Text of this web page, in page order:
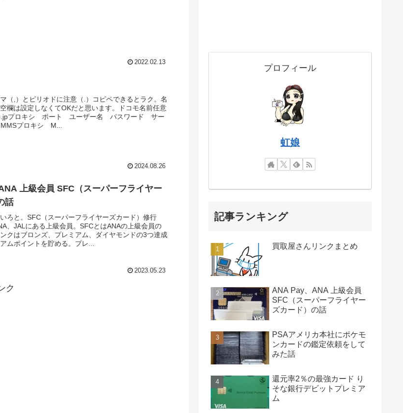
2022.02.13
（,）とピリオドに注意（.）コピペできるとラク。名
欄は設定しなくてOKだと思います。ドコモ名前任意
プロキシ ポート ユーザー名 パスワード サー
プロキシ M...
2024.08.26
上級会員 SFC（スーパーフライヤー
話
ろと。SFC（スーパーフライヤーズカード）修行
、JALにある上級会員。SFCとはANAの上級会員の
クはブロンズ、プレミアム、ダイヤモンドの3つ達成
ムポイントを貯める。プレ...
2023.05.23
ク
プロフィール
虹娘
記事ランキング
買取屋さんリンクまとめ
ANA Pay、ANA 上級会員
SFC（スーパーフライヤー
ズカード）の話
PSAアメリカ本社にポケモ
ンカードの鑑定依頼をして
みた話
還元率2％の最強カード り
そな銀行デビットプレミア
ム